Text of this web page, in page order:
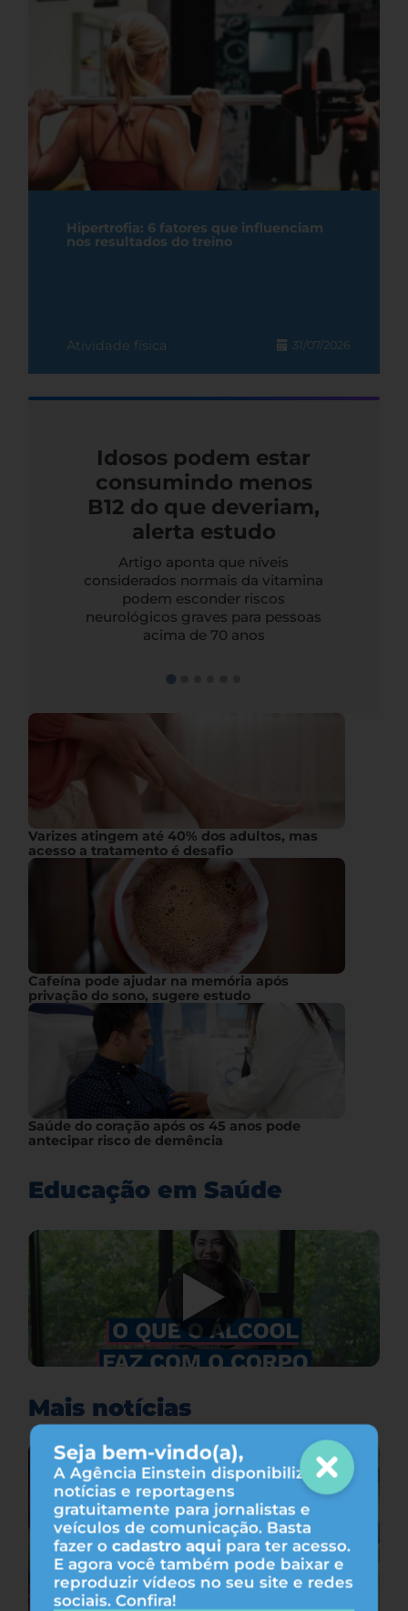
Seja bem-vindo(a),
A Agência Einstein disponibiliza
notícias e reportagens
gratuitamente para jornalistas e
veículos de comunicação. Basta
fazer o cadastro aqui para ter acesso.
E agora você também pode baixar e
reproduzir vídeos no seu site e redes
sociais. Confira!
Hipertrofia: 6 fatores que influenciam
nos resultados do treino
Atividade física 31/07/2026
Idosos podem estar
consumindo menos
B12 do que deveriam,
alerta estudo
Artigo aponta que níveis
considerados normais da vitamina
podem esconder riscos
neurológicos graves para pessoas
acima de 70 anos
Varizes atingem até 40% dos adultos, mas
acesso a tratamento é desafio
Cafeína pode ajudar na memória após
privação do sono, sugere estudo
Saúde do coração após os 45 anos pode
antecipar risco de demência
Educação em Saúde
Mais notícias